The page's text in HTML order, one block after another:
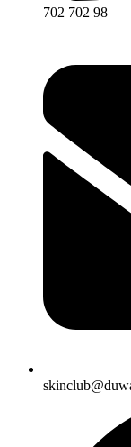
702 702 98